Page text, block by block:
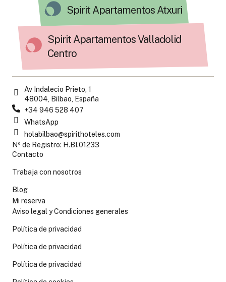
Spirit Apartamentos Atxuri
Spirit Apartamentos Valladolid
Centro
Av Indalecio Prieto, 1
48004, Bilbao, España
+34 946 528 407
WhatsApp
holabilbao@spirithoteles.com
Nº de Registro: H.BI.01233
Contacto
Trabaja con nosotros
Blog
Mi reserva
Aviso legal y Condiciones generales
Política de privacidad
Política de privacidad
Política de privacidad